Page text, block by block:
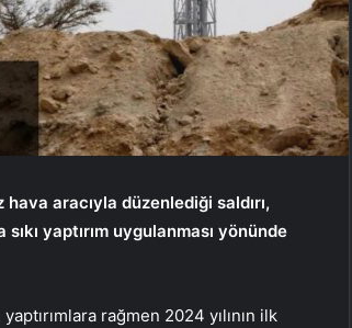
hava aracıyla düzenlediği saldırı,
yaptırım uygulanması yönünde
rağmen 2024 yılının ilk